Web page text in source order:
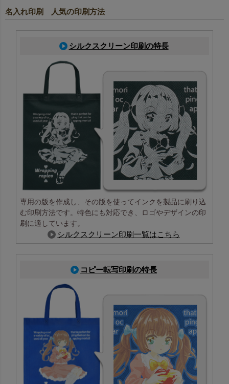
データをご入稿いただければ、印刷ありでも通常の納期でお届けし
印刷注文の流れ
商品ページ内で「オリジナル印刷を入れる」を選択
印刷位置を選択（プルダウンまたはテンプレート指定）
ご注文時に印刷データを入稿
校正刷りは可能ですか？
はい、有料で可能です。ご注文時に「校正刷りあり」の
オプションをご選択ください。
校正刷りの流れについては、 こちらのページで詳しくご案
内しています。
※ご注文時に数量の都合で校正代が2個分計上される場合
がありますが、弊社側で1個に修正いたしますのでご安心
ください。
名入れ印刷 人気の印刷方法
シルクスクリーン印刷の特長
専用の版を作成し、その版を使ってインクを製品に刷り込
む印刷方法です。特色にも対応でき、ロゴやデザインの印
刷に適しています。
シルクスクリーン印刷一覧はこちら
コピー転写印刷の特長